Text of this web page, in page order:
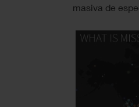
masiva de